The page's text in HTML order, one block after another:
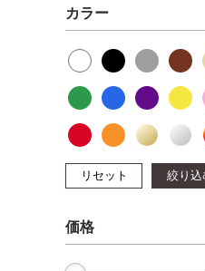
カラー
リセット 絞り込
価格